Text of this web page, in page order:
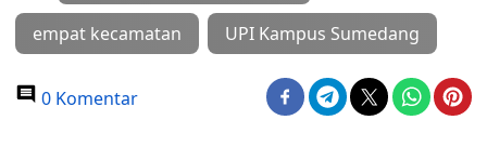
empat kecamatan UPI Kampus Sumedang
0 Komentar